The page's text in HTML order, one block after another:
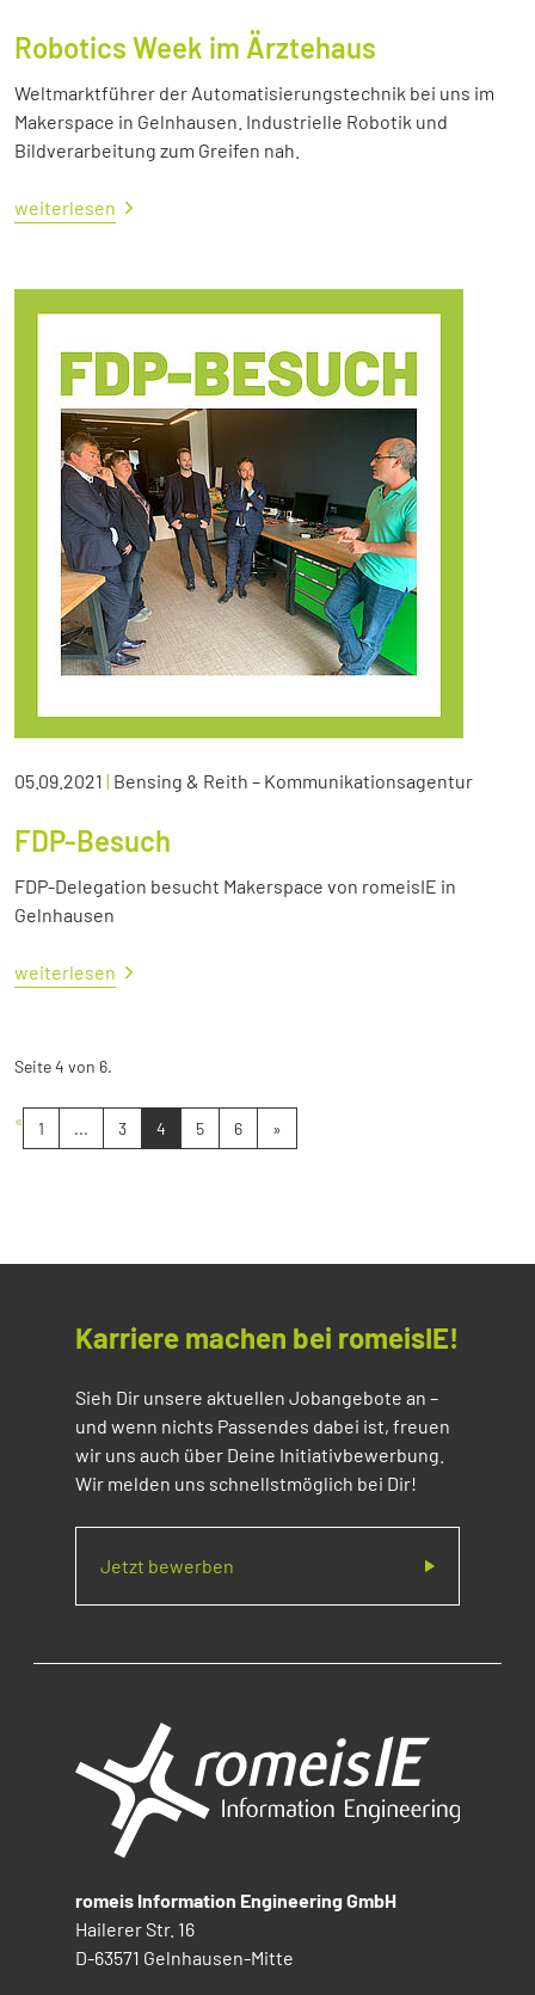
Robotics Week im Ärztehaus
Weltmarktführer der Automatisierungstechnik bei uns im
Makerspace in Gelnhausen. Industrielle Robotik und
Bildverarbeitung zum Greifen nah.
weiterlesen
05.09.2021 | Bensing & Reith – Kommunikationsagentur
FDP-Besuch
FDP-Delegation besucht Makerspace von romeisIE in
Gelnhausen
weiterlesen
Seite 4 von 6.
« 1 ... 3 4 5 6 »
Karriere machen bei romeisIE!
Sieh Dir unsere aktuellen Jobangebote an –
und wenn nichts Passendes dabei ist, freuen
wir uns auch über Deine Initiativbewerbung.
Wir melden uns schnellstmöglich bei Dir!
Jetzt bewerben
romeis Information Engineering GmbH
Hailerer Str. 16
D-63571 Gelnhausen-Mitte